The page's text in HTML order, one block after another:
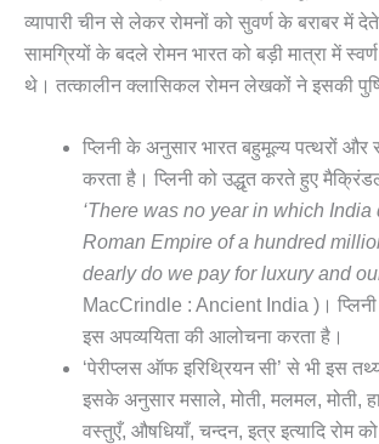
व्यापारी चीन से लेकर रोमनों को सुवर्ण के बराबर में
सामग्रियों के बदले रोमन भारत को बड़ी मात्रा में
थे। तत्कालीन क्लासिकल रोमन लेखकों ने इसकी
प्लिनी के अनुसार भारत बहुमूल्य पत्थरों और
करता है। प्लिनी को उद्धृत करते हुए
‘There was no year in which India
Roman Empire of a hundred
dearly do we pay for luxury and
MacCrindle : Ancient India )। प्लिनी
इस अपव्ययिता की आलोचना करता है।
‘पेरीप्लस ऑफ इरिथ्रियन सी’ से भी इस तथ्य
इसके अनुसार मसाले, मोती, मलमल, मोती,
वस्तुएँ, औषधियाँ, चन्दन, इत्र इत्यादि रोम को